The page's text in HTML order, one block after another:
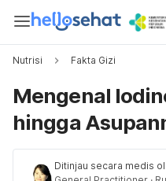
Nutrisi Fakta Gizi
Mengenal
hingga
Ditinjau secara medis